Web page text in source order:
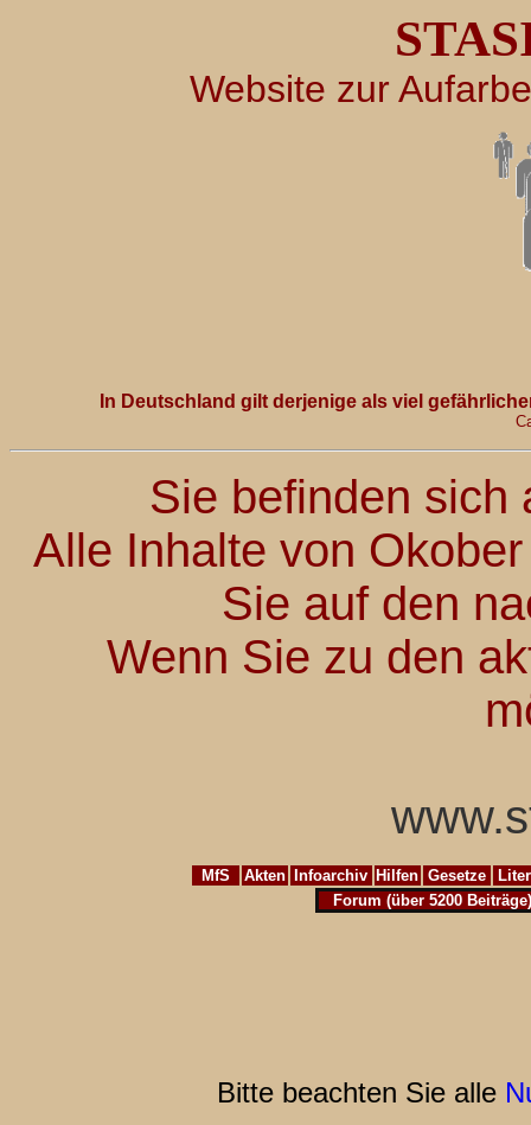
Website zur
In Deutschland gilt derjenige als viel
Sie befinden sich
Alle Inhalte von
Sie auf den
Wenn Sie zu den
MfS Akten Infoarchiv Hilfen Gesetze
Forum (über 5200 Beiträge)
Bitte beachten Sie alle